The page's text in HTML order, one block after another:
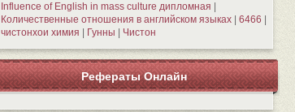
Influence of English in mass culture дипломная
Количественные отношения в английском языках
6466
чистонхои химия
Гунны Чистон
Рефераты Онлайн